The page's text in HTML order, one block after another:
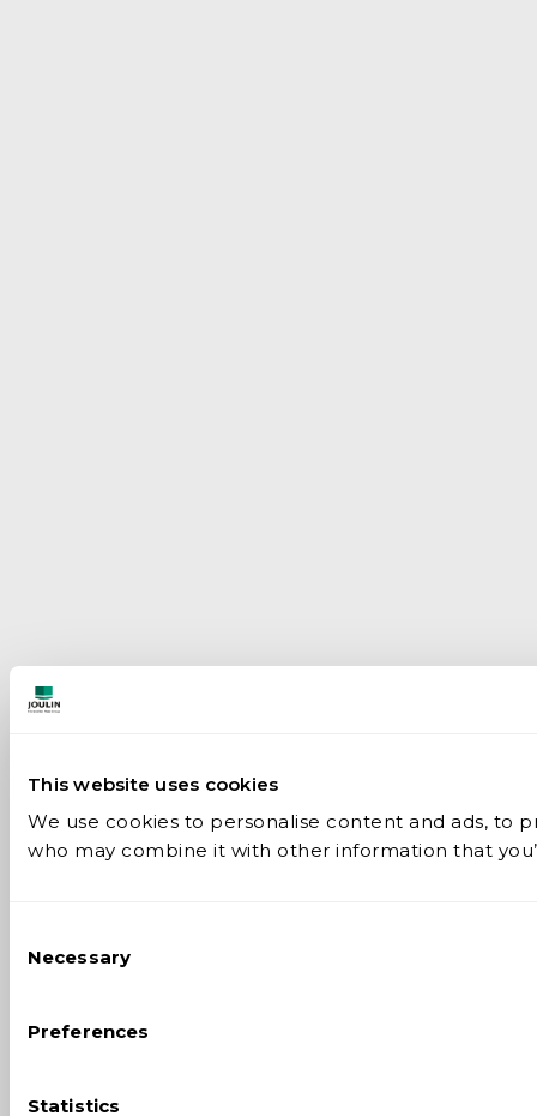
This website uses cookies
We use cookies to personalise content and ads, to
who may combine it with other information that
Selection
Necessary
Preferences
Statistics